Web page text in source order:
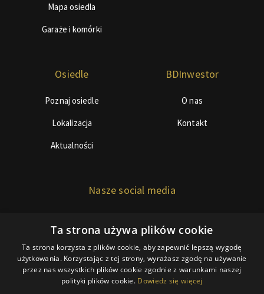
Mapa osiedla
Garaże i komórki
Osiedle
Poznaj osiedle
Lokalizacja
Aktualności
BDInwestor
O nas
Kontakt
Nasze social media
© Copyright 2018 BDInwestor
Ta strona używa plików cookie
Ta strona korzysta z plików cookie, aby zapewnić lepszą wygodę
użytkowania. Korzystając z tej strony, wyrażasz zgodę na używanie
przez nas wszystkich plików cookie zgodnie z warunkami naszej
polityki plików cookie. Dowiedz się więcej